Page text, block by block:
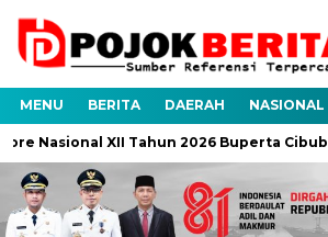
MENU BERITA DAERAH NASIONAL
Nasional XII Tahun 2026 Buperta Cibubur